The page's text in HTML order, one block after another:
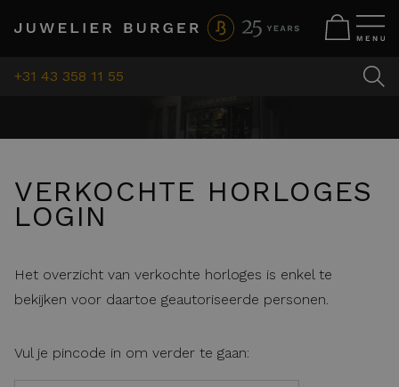
+31 43 358 11 55
VERKOCHTE HORLOGES
LOGIN
Het overzicht van verkochte horloges is enkel te
bekijken voor daartoe geautoriseerde personen.
Vul je pincode in om verder te gaan: